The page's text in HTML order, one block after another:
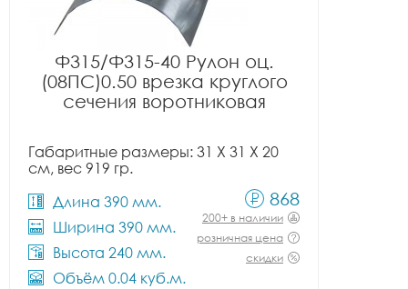
Ф315/Ф315-40 Рулон оц.
(08ПС)0.50 врезка круглого
сечения воротниковая
Габаритные размеры: 31 X 31 X 20
см, вес 919 гр.
Длина 390 мм.
Ширина 390 мм.
Высота 240 мм.
Объём 0.04 куб.м.
868
200+ в наличии
розничная цена
скидки